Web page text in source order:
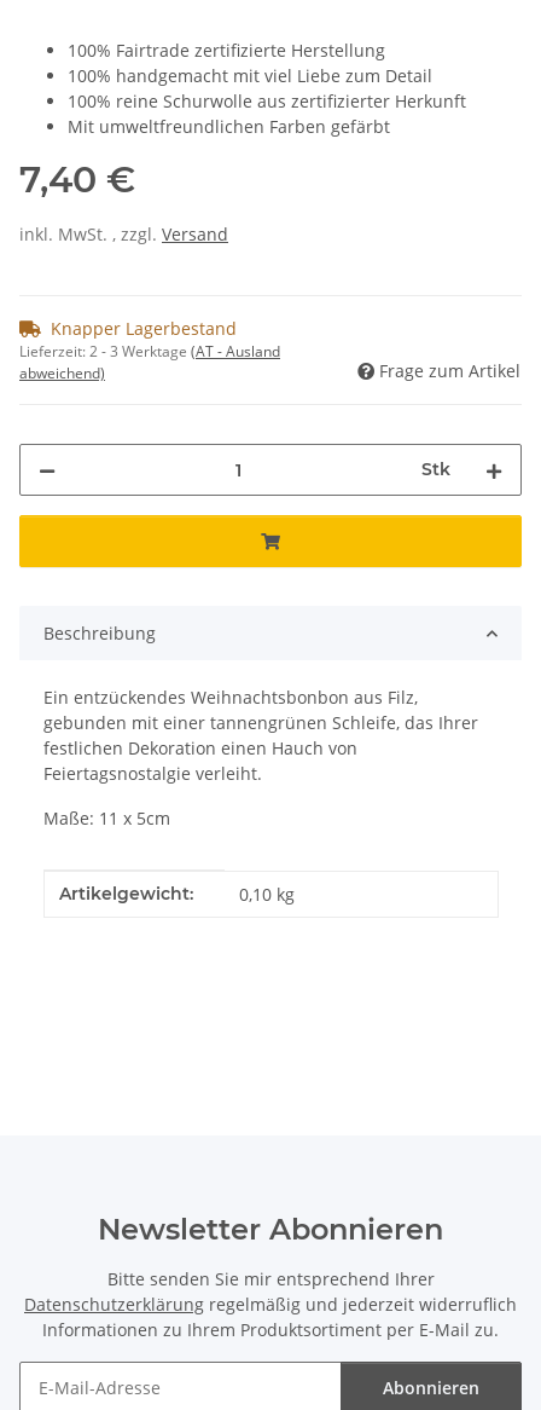
100% Fairtrade zertifizierte Herstellung
100% handgemacht mit viel Liebe zum Detail
100% reine Schurwolle aus zertifizierter Herkunft
Mit umweltfreundlichen Farben gefärbt
7,40 €
inkl. MwSt. , zzgl. Versand
Knapper Lagerbestand
Lieferzeit:2 - 3 Werktage (AT - Ausland
abweichend)
Frage zum Artikel
Stk
Beschreibung
Ein entzückendes Weihnachtsbonbon aus Filz,
gebunden mit einer tannengrünen Schleife, das Ihrer
festlichen Dekoration einen Hauch von
Feiertagsnostalgie verleiht.
Maße: 11 x 5cm
Produkteigenschaft
Wert
Artikelgewicht: 0,10 kg
Newsletter Abonnieren
Bitte senden Sie mir entsprechend Ihrer
Datenschutzerklärung regelmäßig und jederzeit widerruflich
Informationen zu Ihrem Produktsortiment per E-Mail zu.
Abonnieren